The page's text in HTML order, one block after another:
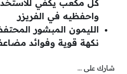
كل مكعب يكفي
واحفظيه في الفريزر
الليمون المبشور
نكهة قوية وفوائد
شارك على ...